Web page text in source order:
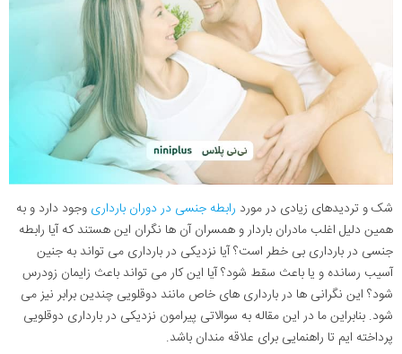
شک و تردیدهای زیادی در مورد رابطه جنسی در دوران بارداری وجود دارد و به
همین دلیل اغلب مادران باردار و همسران آن ها نگران این هستند که آیا رابطه
جنسی در بارداری بی خطر است؟ آیا نزدیکی در بارداری می تواند به جنین
آسیب رسانده و یا باعث سقط شود؟ آیا این کار می تواند باعث زایمان زودرس
شود؟ این نگرانی ها در بارداری های خاص مانند دوقلویی چندین برابر نیز می
شود. بنابراین ما در این مقاله به سوالاتی پیرامون نزدیکی در بارداری دوقلویی
پرداخته ایم تا راهنمایی برای علاقه مندان باشد.